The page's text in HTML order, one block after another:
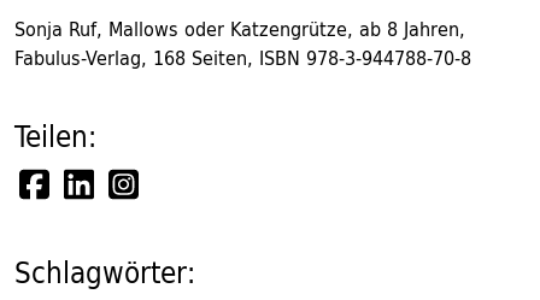
Sonja Ruf, Mallows oder Katzengrütze, ab 8 Jahren,
Fabulus-Verlag, 168 Seiten, ISBN 978-3-944788-70-8
Teilen:
Schlagwörter: